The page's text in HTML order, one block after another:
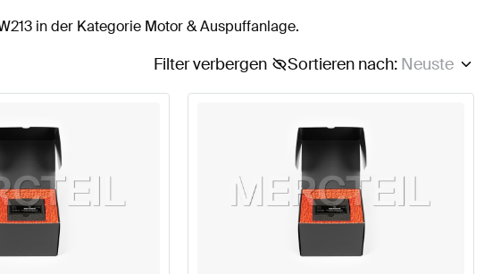
in der Kategorie Motor & Auspuffanlage.
Sortieren nach: Neuste
Filter verbergen
BRABUS A-Klasse W177 Motor & Auspuffanlage